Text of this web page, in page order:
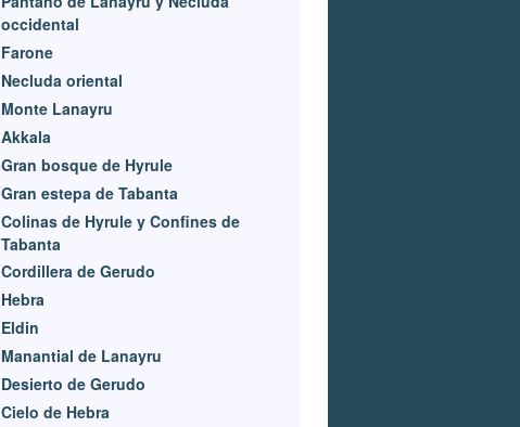
occidental
Farone
Necluda oriental
Monte Lanayru
Akkala
Gran bosque de Hyrule
Gran estepa de Tabanta
Colinas de Hyrule y Confines de
Tabanta
Cordillera de Gerudo
Hebra
Eldin
Manantial de Lanayru
Desierto de Gerudo
Cielo de Hebra